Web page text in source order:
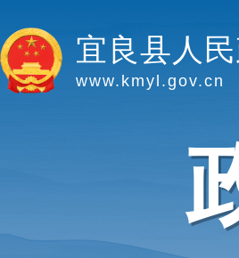
宜良县人
www.kmyl.gov.cn